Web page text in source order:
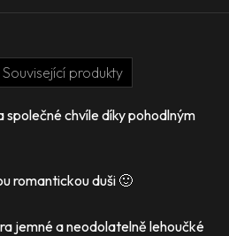
Související produkty
společné chvíle díky pohodlným
romantickou duši 🙂
jemné a neodolatelně lehoučké